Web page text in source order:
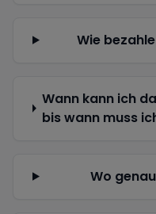
Wie
Wann kann ich
bis wann muss
Wo